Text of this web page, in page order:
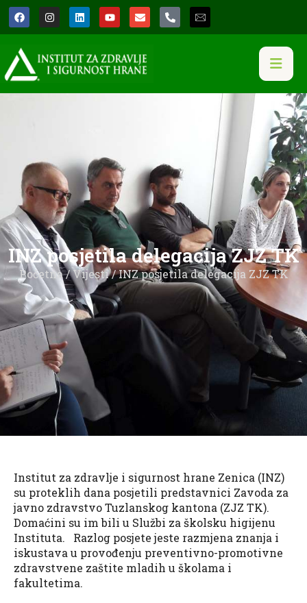
INZ posjetila delegacija ZJZ TK
Početna/Vijesti/ INZ posjetila delegacija ZJZ TK
Institut za zdravlje i sigurnost hrane Zenica (INZ)
su proteklih dana posjetili predstavnici Zavoda za
javno zdravstvo Tuzlanskog kantona (ZJZ TK).
Domaćini su im bili u Službi za školsku higijenu
Instituta. Razlog posjete jeste razmjena znanja i
iskustava u provođenju preventivno-promotivne
zdravstvene zaštite mladih u školama i
fakultetima.